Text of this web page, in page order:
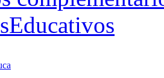
Educativos